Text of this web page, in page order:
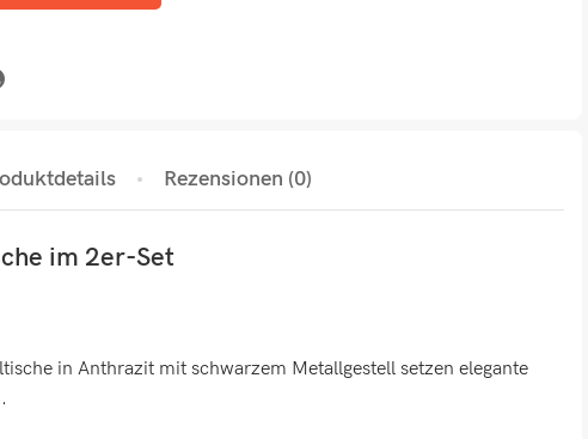
Rezensionen (0)
im 2er-Set
in Anthrazit mit schwarzem Metallgestell setzen elegante